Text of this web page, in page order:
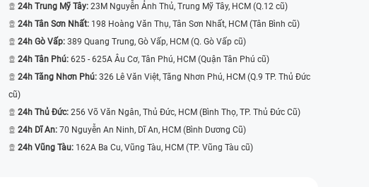
24h Trung Mỹ Tây: 23M Nguyễn Ảnh Thủ, Trung Mỹ Tây, HCM (Q.12 cũ)
24h Tân Sơn Nhất: 198 Hoàng Văn Thụ, Tân Sơn Nhất, HCM (Tân Bình cũ)
24h Gò Vấp: 389 Quang Trung, Gò Vấp, HCM (Q. Gò Vấp cũ)
24h Tân Phú: 625 - 625A Âu Cơ, Tân Phú, HCM (Quận Tân Phú cũ)
24h Tăng Nhơn Phú: 326 Lê Văn Việt, Tăng Nhơn Phú, HCM (Q.9 TP. Thủ Đức
cũ)
24h Thủ Đức: 256 Võ Văn Ngân, Thủ Đức, HCM (Bình Thọ, TP. Thủ Đức Cũ)
24h Dĩ An: 70 Nguyễn An Ninh, Dĩ An, HCM (Bình Dương Cũ)
24h Vũng Tàu: 162A Ba Cu, Vũng Tàu, HCM (TP. Vũng Tàu cũ)